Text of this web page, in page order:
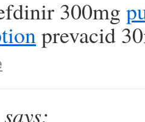
300mg
prevacid
says: